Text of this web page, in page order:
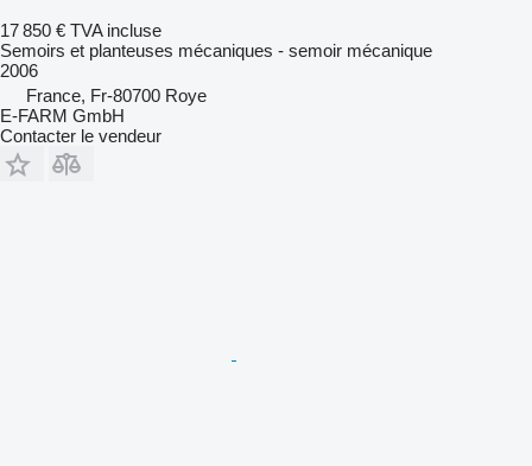
17 850 € TVA incluse
Semoirs et planteuses mécaniques - semoir mécanique
2006
France, Fr-80700 Roye
E-FARM GmbH
Contacter le vendeur